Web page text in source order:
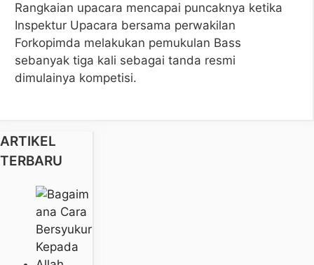
Rangkaian upacara mencapai puncaknya ketika
Inspektur Upacara bersama perwakilan
Forkopimda melakukan pemukulan Bass
sebanyak tiga kali sebagai tanda resmi
dimulainya kompetisi.
ARTIKEL
TERBARU